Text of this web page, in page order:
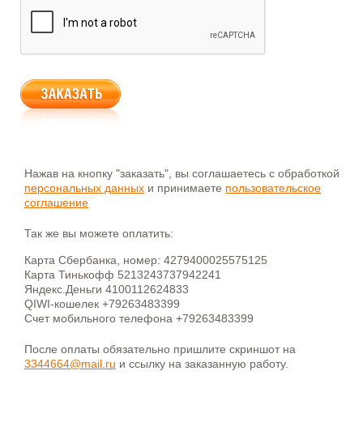
Нажав на кнопку "заказать", вы соглашаетесь с обработкой
персональных данных и принимаете пользовательское
соглашение
Так же вы можете оплатить:
Карта Сбербанка, номер: 4279400025575125
Карта Тинькофф 5213243737942241
Яндекс.Деньги 4100112624833
QIWI-кошелек +79263483399
Счет мобильного телефона +79263483399
После оплаты обязательно пришлите скриншот на
3344664@mail.ru и ссылку на заказанную работу.